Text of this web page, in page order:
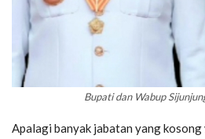
Bupati dan Wabup
Apalagi banyak jabatan yang